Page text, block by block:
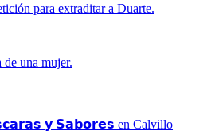
para extraditar a Duarte.
de una mujer.